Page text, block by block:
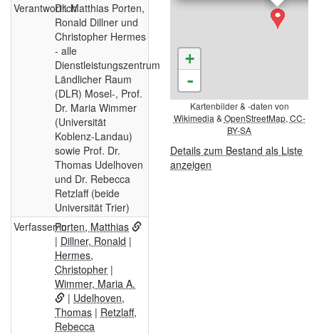
VerantwortlichDr. Matthias Porten,
Ronald Dillner und
Christopher Hermes
- alle
Dienstleistungszentrum
Ländlicher Raum
(DLR) Mosel-, Prof.
Dr. Maria Wimmer
(Universität
Koblenz-Landau)
sowie Prof. Dr.
Thomas Udelhoven
und Dr. Rebecca
Retzlaff (beide
Universität Trier)
Verfasser/inPorten, Matthias
| Dillner, Ronald |
Hermes,
Christopher |
Wimmer, Maria A.
| Udelhoven,
Thomas | Retzlaff,
Rebecca
+
-
Kartenbilder & -daten von
Wikimedia & OpenStreetMap, CC-
BY-SA
Details zum Bestand als Liste
anzeigen